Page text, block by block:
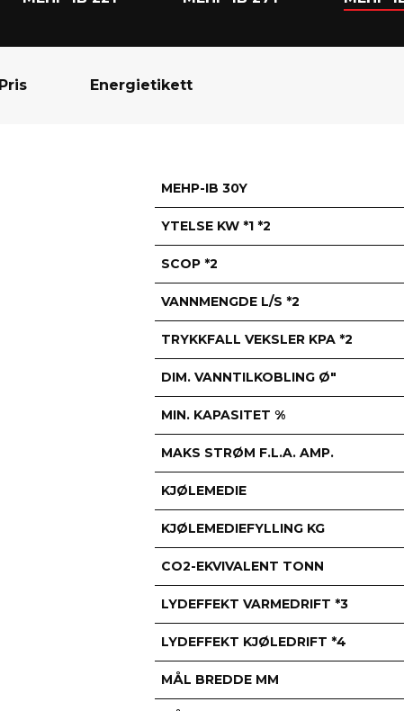
Pris Energietikett
MEHP-IB 30Y
YTELSE KW *1 *2
SCOP *2
VANNMENGDE L/S *2
TRYKKFALL VEKSLER KPA *2
DIM. VANNTILKOBLING Ø"
MIN. KAPASITET %
MAKS STRØM F.L.A. AMP.
KJØLEMEDIE
KJØLEMEDIEFYLLING KG
CO2-EKVIVALENT TONN
LYDEFFEKT VARMEDRIFT *3
LYDEFFEKT KJØLEDRIFT *4
MÅL BREDDE MM